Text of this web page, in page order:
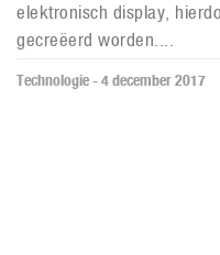
elektronisch display,
gecreëerd worden....
Technologie - 4 december 2017